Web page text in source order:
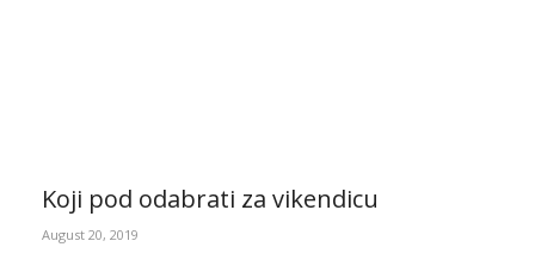
Koji pod odabrati za vikendicu
August 20, 2019